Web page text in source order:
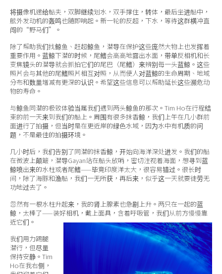
将摄像机递给船夫，双脚继续划水，双手撑住，转体，最后坐进船中，
舷外发动机的轰鸣也随即响起。新一轮的反超，下水，等待这群横冲直
闯的“野马们”。
除了帮助我们找鲸鱼、赶超鲸鱼，潜导在保护这些庞然大物上也发挥着
重要作用。蓝鲸下潜的时候，尾鳍会高高地露出水面，带单反相机和长
变焦镜头的潜导就会抓拍它们的尾巴（尾鳍）来辨别每一头蓝鲸。这些
照片会与其他的尾鳍照片相互对照，从而使人对蓝鲸的生命周期、地域
分布和数量增减有更深的认识。希望这些信息可以帮助延长这些濒危动
物的寿命。
与鲸鱼同潜的极致体验当属我们遇到两头鲸鱼的那次。Tim Ho在行程结
束的前一天来到我们的船上。周围有很多抹香鲸，我们上午在几小群前
面进行了拍摄，但当时是在更近岸的绿色水域，因为水中有机质的问
题，不是最佳的拍摄环境。
几小时后，我们告别了同潜的抹香鲸，开始向海洋深处进发。我们的船
在微波上颠簸，潜导Gayan站在船头放哨，密切注视着海面，想寻到蓝
鲸喷出来的水柱或者尾鳍——毕竟印度洋太大，很容易错过。很长时
间，除了海豚和渔船，我们一无所获，再后来，似乎这一天就要徒劳无
功地过去了。
忽然有一根水柱升起来，我的肾上腺素也急剧上升。两只在一起的蓝
鲸，太棒了——装好相机，戴上面具，含着呼吸管，我们从前方慢慢靠
近它们。
我们用力踢腿
潜行，但尽量
保持安静。Tim
Ho在我右侧，